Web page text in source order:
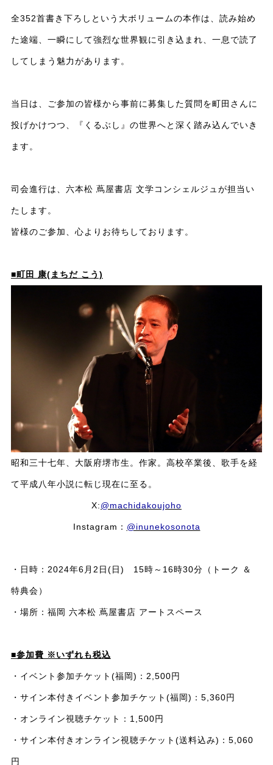
全352首書き下ろしという大ボリュームの本作は、読み始め
た途端、一瞬にして強烈な世界観に引き込まれ、一息で読了
してしまう魅力があります。
当日は、ご参加の皆様から事前に募集した質問を町田さんに
投げかけつつ、『くるぶし』の世界へと深く踏み込んでいき
ます。
司会進行は、六本松 蔦屋書店 文学コンシェルジュが担当い
たします。
皆様のご参加、心よりお待ちしております。
■町田 康(まちだ こう)
昭和三十七年、大阪府堺市生。作家。高校卒業後、歌手を経
て平成八年小説に転じ現在に至る。
X:@machidakoujoho
Instagram： @inunekosonota
・日時：2024年6月2日(日) 15時～16時30分（トーク ＆
特典会）
・場所：福岡 六本松 蔦屋書店 アートスペース
■参加費 ※いずれも税込
・イベント参加チケット(福岡)：2,500円
・サイン本付きイベント参加チケット(福岡)：5,360円
・オンライン視聴チケット：1,500円
・サイン本付きオンライン視聴チケット(送料込み)：5,060
円